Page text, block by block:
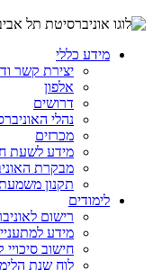
מידע כללי
יצירת קשר
אלפון
דרושים
נהלי
מכרזים
מידע לשעת
מבקרת
תקנון משמעת
לימודים
רישום
מידע
חישוב
לוח שנת